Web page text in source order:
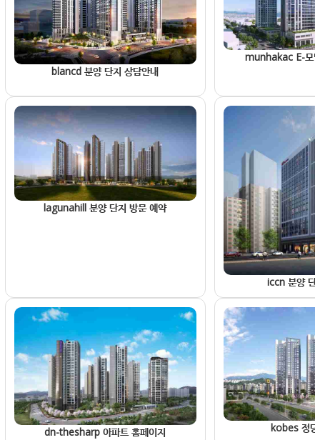
blancd 분양 단지 상담안내
munhakac E-모
lagunahill 분양 단지 방문 예약
iccn 분양
dn-thesharp 아파트 홈페이지
kobes 정